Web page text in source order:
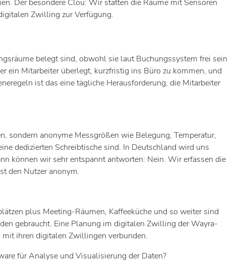
Der besondere Clou: Wir statten die Räume mit Sensoren
Zwilling zur Verfügung.
belegt sind, obwohl sie laut Buchungssystem frei sein
ein Mitarbeiter überlegt, kurzfristig ins Büro zu kommen, und
ist das eine tägliche Herausforderung, die Mitarbeiter
sondern anonyme Messgrößen wie Belegung, Temperatur,
dedizierten Schreibtische sind. In Deutschland wird uns
können wir sehr entspannt antworten: Nein. Wir erfassen die
den Nutzer anonym.
plus Meeting-Räumen, Kaffeeküche und so weiter sind
gebraucht. Eine Planung im digitalen Zwilling der Wayra-
ihren digitalen Zwillingen verbunden.
für Analyse und Visualisierung der Daten?